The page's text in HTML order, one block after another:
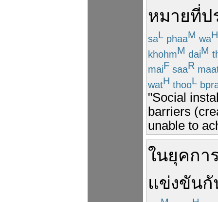
หมายที่ป
saL phaaM waH
khohmM daiM
maiF saaR
watH thooL
"Social
barriers
unable to
ในยุคกา
แข่งขันกั